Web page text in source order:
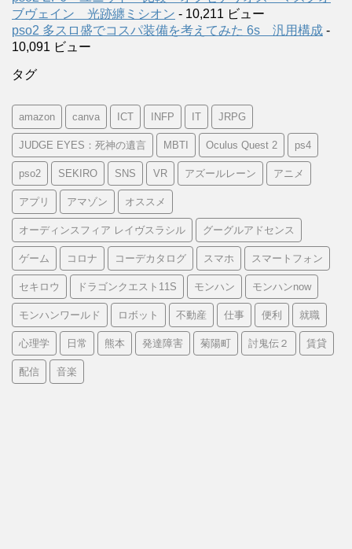
ブヴェイン 光跡纏ミシオン - 10,211 ビュー
pso2 多スロ盛でコスパ装備を考えてみた 6s 汎用構成 -
10,091 ビュー
タグ
amazon canva ICT INFP IT JRPG
JUDGE EYES：死神の遺言 MBTI Oculus Quest 2 ps4
pso2 SEKIRO SNS VR アズールレーン アニメ
アプリ アマゾン オススメ
オーディンスフィア レイヴスラシル グーグルアドセンス
ゲーム コロナ コーデカタログ スマホ スマートフォン
セキロウ ドラゴンクエスト11S モンハン モンハンnow
モンハンワールド ロボット 不動産 仕事 便利 就職
心理学 日常 熊本 発達障害 菊陽町 討鬼伝２ 賃貸
配信 音楽